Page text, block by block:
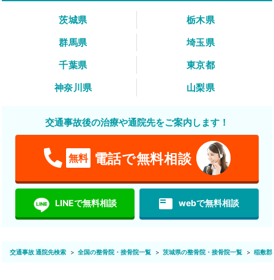
茨城県
栃木県
群馬県
埼玉県
千葉県
東京都
神奈川県
山梨県
交通事故後の治療や通院先をご案内します！
無料 電話で無料相談
LINEで無料相談 featured_play_list webで無料相談
交通事故 通院先検索 全国の整骨院・接骨院一覧 茨城県の整骨院・接骨院一覧 稲敷郡